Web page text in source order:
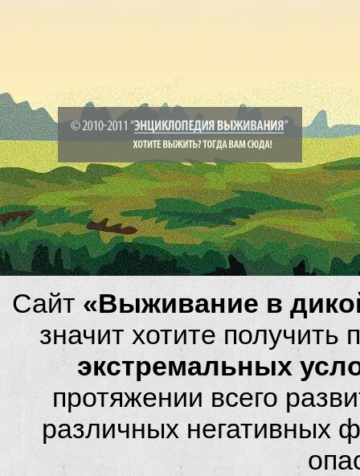
Сайт «Выживание в
значит хотите
экстремальных
протяжении всего
различных негативных